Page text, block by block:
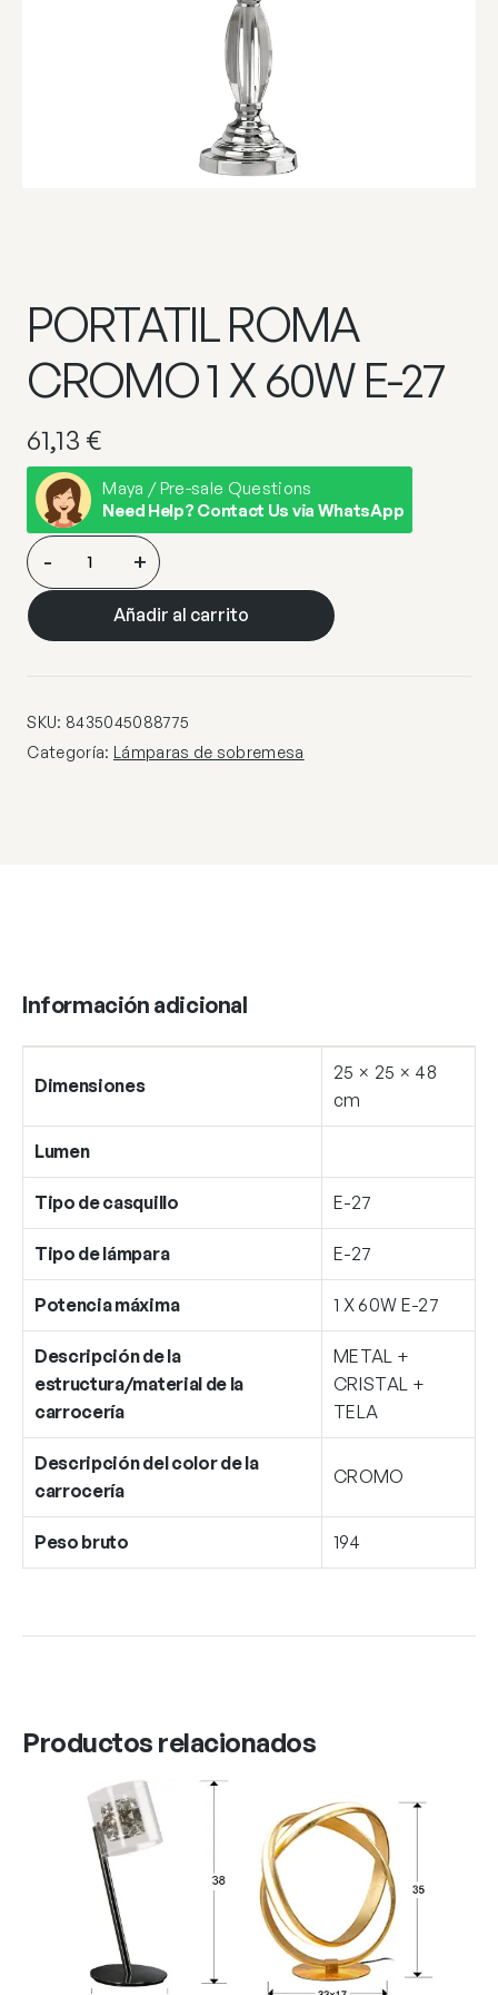
PORTATIL ROMA
CROMO 1 X 60W E-27
61,13 €
Maya / Pre-sale Questions
Need Help? Contact Us via WhatsApp
PORTATIL
ROMA
CROMO
1
E-
27
- +
Añadir al carrito
SKU: 8435045088775
Categoría: Lámparas de sobremesa
Información adicional
Dimensiones
25 × 25 × 48
cm
Lumen
Tipo de casquillo E-27
Tipo de lámpara E-27
Potencia máxima 1 X 60W E-27
Descripción de la
estructura/material de la
carrocería
METAL +
CRISTAL +
TELA
Descripción del color de la
carrocería
CROMO
Peso bruto 194
Productos relacionados